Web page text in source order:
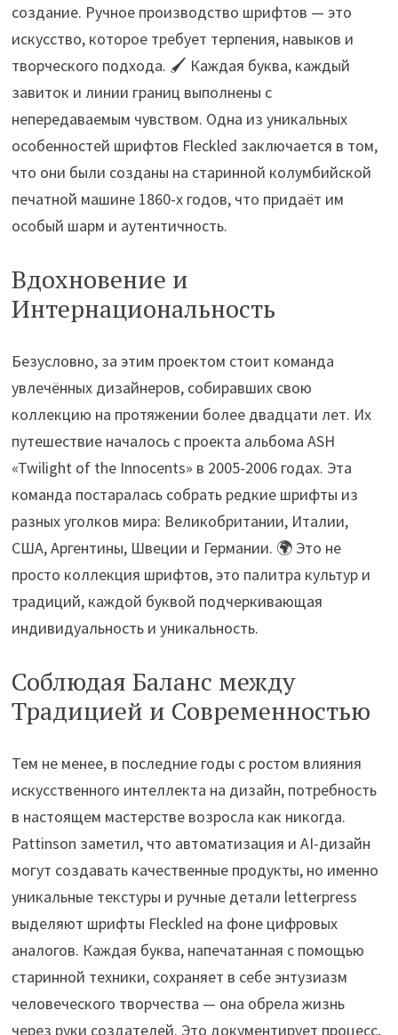
создание. Ручное производство шрифтов — это
искусство, которое требует терпения, навыков и
творческого подхода. 🖌️ Каждая буква, каждый
завиток и линии границ выполнены с
непередаваемым чувством. Одна из уникальных
особенностей шрифтов Fleckled заключается в том,
что они были созданы на старинной колумбийской
печатной машине 1860-х годов, что придаёт им
особый шарм и аутентичность.
Вдохновение и
Интернациональность
Безусловно, за этим проектом стоит команда
увлечённых дизайнеров, собиравших свою
коллекцию на протяжении более двадцати лет. Их
путешествие началось с проекта альбома ASH
«Twilight of the Innocents» в 2005-2006 годах. Эта
команда постаралась собрать редкие шрифты из
разных уголков мира: Великобритании, Италии,
США, Аргентины, Швеции и Германии. 🌍 Это не
просто коллекция шрифтов, это палитра культур и
традиций, каждой буквой подчеркивающая
индивидуальность и уникальность.
Соблюдая Баланс между
Традицией и Современностью
Тем не менее, в последние годы с ростом влияния
искусственного интеллекта на дизайн, потребность
в настоящем мастерстве возросла как никогда.
Pattinson заметил, что автоматизация и AI-дизайн
могут создавать качественные продукты, но именно
уникальные текстуры и ручные детали letterpress
выделяют шрифты Fleckled на фоне цифровых
аналогов. Каждая буква, напечатанная с помощью
старинной техники, сохраняет в себе энтузиазм
человеческого творчества — она обрела жизнь
через руки создателей. Это документирует процесс,